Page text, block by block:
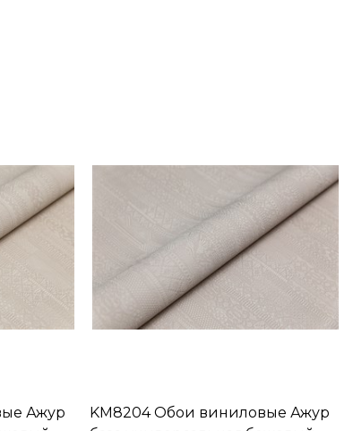
Ажур
KM8204 Обои виниловые Ажур